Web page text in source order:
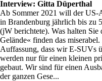
Interview: Gitta Düperthal
Ab Sommer 2021 will der US-
in Brandenburg jährlich bis zu
(jW berichtete). Was halten
Gelände« finden das
Auffassung, dass wir E-SUVs
werden nur für einen kleinen
gebaut. Wir sind für einen
der ganzen Gese...